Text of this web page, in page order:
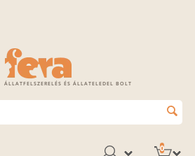
ÁLLATFELSZERELÉS ÉS ÁLLATELEDEL BOLT
0